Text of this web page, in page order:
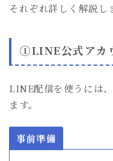
それぞれ詳しく解説し
①LINE公式アカ
LINE配信を使うには、
ます。
事前準備